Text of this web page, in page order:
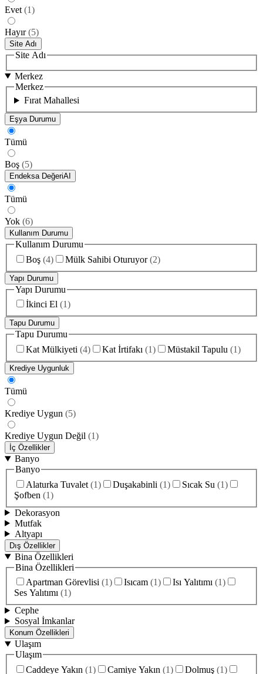
Evet (1)
Hayır (5)
Site Adı
Site Adı
Merkez
Merkez
Fırat Mahallesi
Eşya Durumu
Tümü
Boş (5)
Endeksa DeğeriAI
Tümü
Yok (6)
Kullanım Durumu
Kullanım Durumu
Boş (4) Mülk Sahibi Oturuyor (2)
Yapı Durumu
Yapı Durumu
İkinci El (1)
Tapu Durumu
Tapu Durumu
Kat Mülkiyeti (4) Kat İrtifakı (1) Müstakil Tapulu (1)
Krediye Uygunluk
Tümü
Krediye Uygun (5)
Krediye Uygun Değil (1)
İç Özellikler
Banyo
Banyo
Alaturka Tuvalet (1) Duşakabinli (1) Sıcak Su (1)
Şofben (1)
Dekorasyon
Mutfak
Altyapı
Dış Özellikler
Bina Özellikleri
Bina Özellikleri
Apartman Görevlisi (1) Isıcam (1) Isı Yalıtımı (1)
Ses Yalıtımı (1)
Cephe
Sosyal İmkanlar
Konum Özellikleri
Ulaşım
Ulaşım
Caddeye Yakın (1) Camiye Yakın (1) Dolmuş (1)